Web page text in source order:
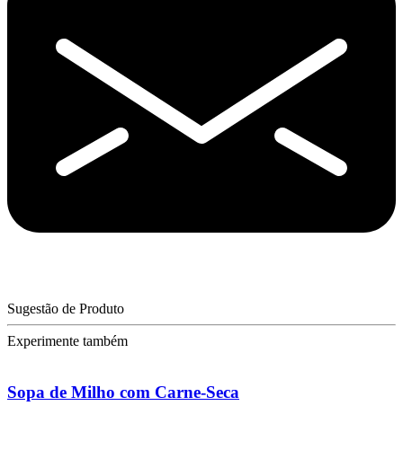
Sugestão de Produto
Experimente também
Sopa de Milho com Carne-Seca